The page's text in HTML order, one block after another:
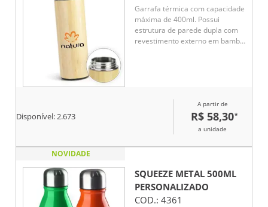
Garrafa térmica com capacidade
máxima de 400ml. Possui
estrutura de parede dupla com
revestimento externo em bambu
Disponível:2.673
A partir de
R$ 58,30*
a unidade
NOVIDADE
SQUEEZE METAL 500ML
PERSONALIZADO
COD.: 4361